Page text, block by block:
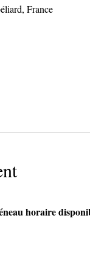
France
horaire